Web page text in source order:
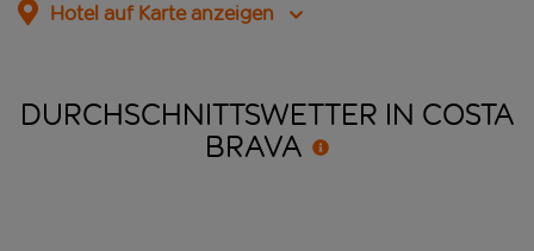
Hotel auf Karte anzeigen
DURCHSCHNITTSWETTER IN COSTA
BRAVA